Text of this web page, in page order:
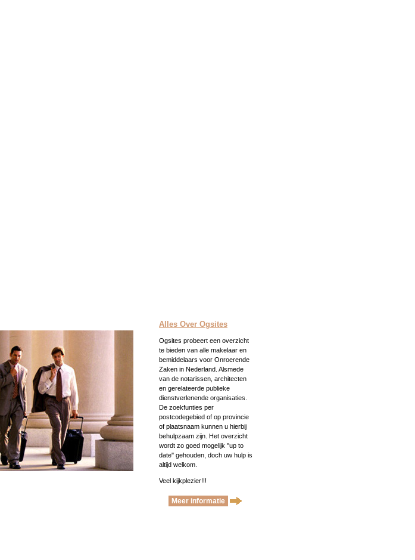
Alles Over Ogsites
Ogsites probeert een overzicht
te bieden van alle makelaar en
bemiddelaars voor Onroerende
Zaken in Nederland. Alsmede
van de notarissen, architecten
en gerelateerde publieke
dienstverlenende organisaties.
De zoekfunties per
postcodegebied of op provincie
of plaatsnaam kunnen u hierbij
behulpzaam zijn. Het overzicht
wordt zo goed mogelijk ''up to
date'' gehouden, doch uw hulp is
altijd welkom.
Veel kijkplezier!!!
Meer informatie